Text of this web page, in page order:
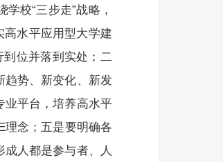
校“三步走”战略，
高水平应用型大学建
到位并落到实处；二
趋势、新变化、新发
业平台，培养高水平
理念；五是要明确各
人都是参与者、人